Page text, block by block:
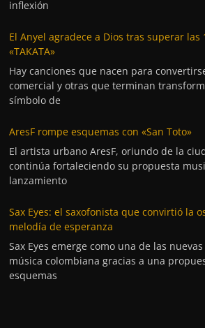
inflexión
El Anyel agradece a Dios tras superar las
«TAKATA»
Hay canciones que nacen para
comercial y otras que terminan
símbolo de
AresF rompe esquemas con «San Toto»
El artista urbano AresF, oriundo de la
continúa fortaleciendo su propuesta
lanzamiento
Sax Eyes: el saxofonista que convirtió la
melodía de esperanza
Sax Eyes emerge como una de las
música colombiana gracias a una
esquemas